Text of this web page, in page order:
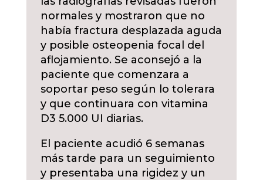
normales y mostraron que no
había fractura desplazada aguda
y posible osteopenia focal del
aflojamiento. Se aconsejó a la
paciente que comenzara a
soportar peso según lo tolerara
y que continuara con vitamina
D3 5.000 UI diarias.
El paciente acudió 6 semanas
más tarde para un seguimiento
y presentaba una rigidez y un